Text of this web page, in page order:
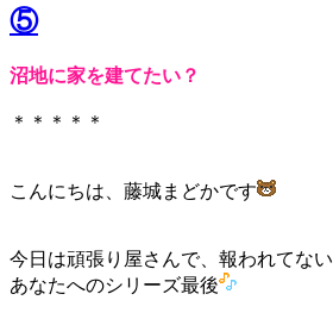
⑤
沼地に家を建てたい？
＊＊＊＊＊
こんにちは、藤城まどかです
今日は頑張り屋さんで、報われてない
あなたへのシリーズ最後